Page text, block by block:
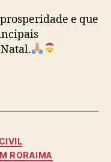
e que
RORAIMA